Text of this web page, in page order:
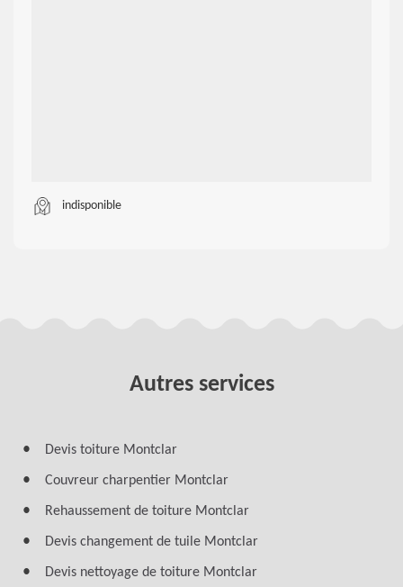
indisponible
Autres services
Devis toiture Montclar
Couvreur charpentier Montclar
Rehaussement de toiture Montclar
Devis changement de tuile Montclar
Devis nettoyage de toiture Montclar